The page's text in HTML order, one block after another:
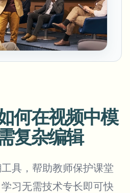
隐私
何在视频中模
复杂编辑
具，帮助教师保护课堂
习无需技术专长即可快